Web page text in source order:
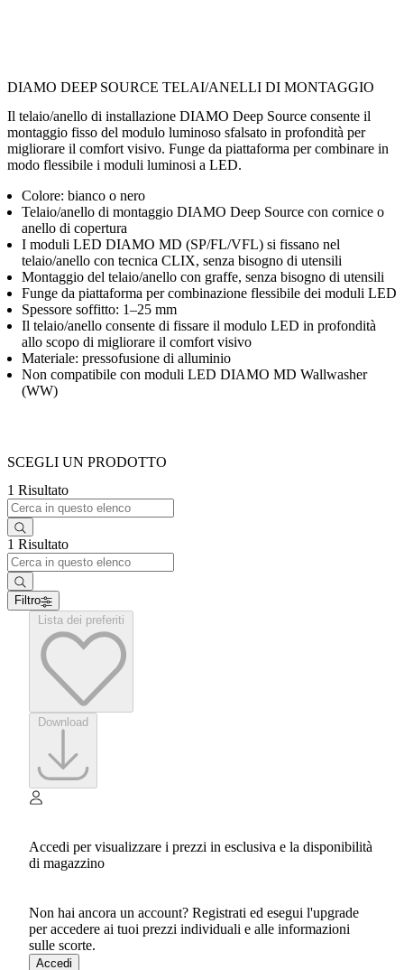
DIAMO DEEP SOURCE TELAI/ANELLI DI MONTAGGIO
Il telaio/anello di installazione DIAMO Deep Source consente il
montaggio fisso del modulo luminoso sfalsato in profondità per
migliorare il comfort visivo. Funge da piattaforma per combinare in
modo flessibile i moduli luminosi a LED.
Colore: bianco o nero
Telaio/anello di montaggio DIAMO Deep Source con cornice o
anello di copertura
I moduli LED DIAMO MD (SP/FL/VFL) si fissano nel
telaio/anello con tecnica CLIX, senza bisogno di utensili
Montaggio del telaio/anello con graffe, senza bisogno di utensili
Funge da piattaforma per combinazione flessibile dei moduli LED
Spessore soffitto: 1–25 mm
Il telaio/anello consente di fissare il modulo LED in profondità
allo scopo di migliorare il comfort visivo
Materiale: pressofusione di alluminio
Non compatibile con moduli LED DIAMO MD Wallwasher
(WW)
SCEGLI UN PRODOTTO
1 Risultato
1 Risultato
Filtro
Accedi per visualizzare i prezzi in esclusiva e la disponibilità
di magazzino
Non hai ancora un account? Registrati ed esegui l'upgrade
per accedere ai tuoi prezzi individuali e alle informazioni
sulle scorte.
Accedi